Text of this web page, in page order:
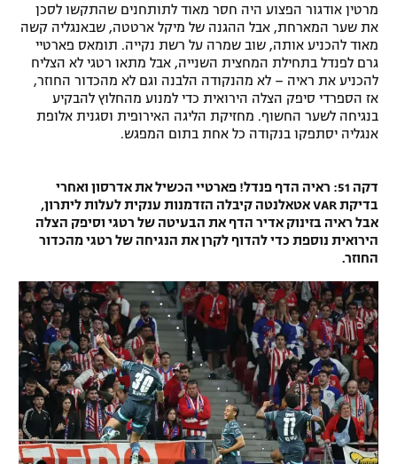
מרטין אודגור הפצוע היה חסר מאוד לתותחנים שהתקשו לסכן
את שער המארחת, אבל ההגנה של מיקל ארטטה, שבאנגליה קשה
מאוד להכניע אותה, שוב שמרה על רשת נקייה. תומאס פארטיי
גרם לפנדל בתחילת המחצית השנייה, אבל מתאו רטגי לא הצליח
להכניע את ראיה – לא מהנקודה הלבנה וגם לא מהכדור החוזר,
אז הספרדי סיפק הצלה הירואית כדי למנוע מהחלוץ להבקיע
בנגיחה לשער החשוף. מחזיקת הליגה האירופית וסגנית אלופת
אנגליה יסתפקו בנקודה כל אחת בתום המפגש.
דקה 51: ראיה הדף פנדל! פארטיי הכשיל את אדרסון ואחרי
בדיקת VAR אטאלנטה קיבלה הזדמנות ענקית לעלות ליתרון,
אבל ראיה בזינוק אדיר הדף את הבעיטה של רטגי וסיפק הצלה
הירואית נוספת כדי להדוף לקרן את הנגיחה של רטגי מהכדור
החוזר.